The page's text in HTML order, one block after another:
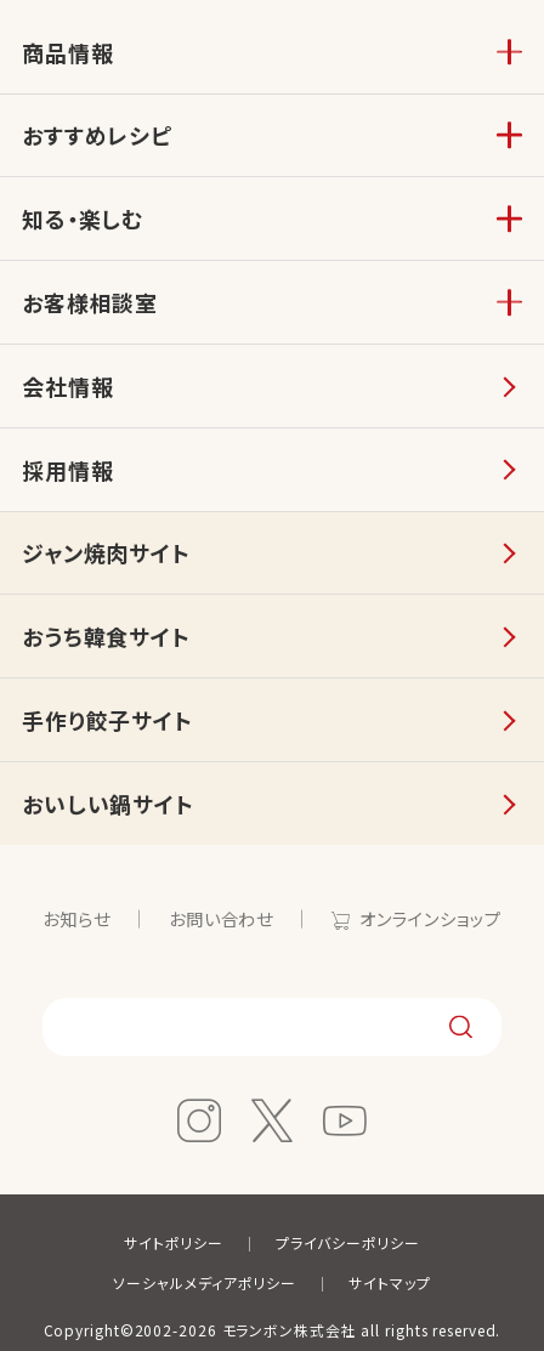
商品情報
おすすめレシピ
知る・楽しむ
お客様相談室
会社情報
採用情報
ジャン焼肉サイト
おうち韓食サイト
手作り餃子サイト
おいしい鍋サイト
お知らせ お問い合わせ オンラインショップ
Copyright©2002-2026 モランボン株式会社 all rights reserved.
サイトポリシー
プライバシーポリシー
ソーシャルメディアポリシー
サイトマップ